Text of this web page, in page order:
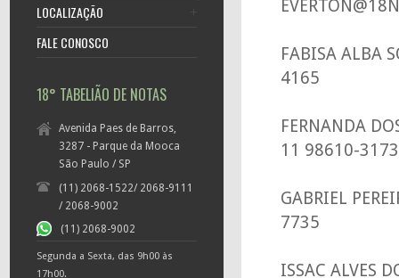
LOCALIZAÇÃO
FALE CONOSCO
18° TABELIÃO DE NOTAS
Avenida Paes de Barros,
3287 - Parque da Mooca
São Paulo / SP
(11) 2068-1522/ 2068-9111
/ 2068-9002
(11) 2068-9002
Segunda a Sexta, das 9h00 às
17h00.
FABISA ALBA
4165
FERNANDA
11 98610-3173
GABRIEL
7735
ISSAC ALVES